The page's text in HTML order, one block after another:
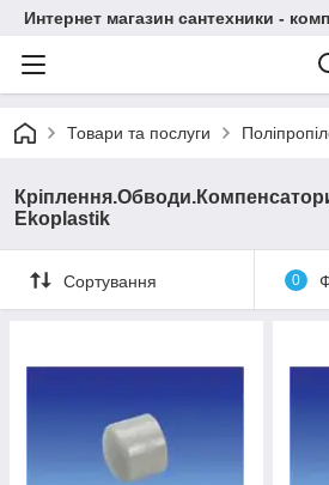
Интернет магазин сантехники -
Товари та послуги
Ekoplastik
Сортування 0